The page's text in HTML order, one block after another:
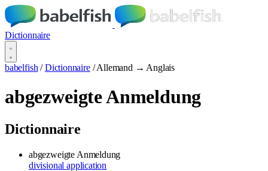
Dictionnaire
babelfish / Dictionnaire / Allemand → Anglais
abgezweigte Anmeldung
Dictionnaire
abgezweigte Anmeldung
divisional application